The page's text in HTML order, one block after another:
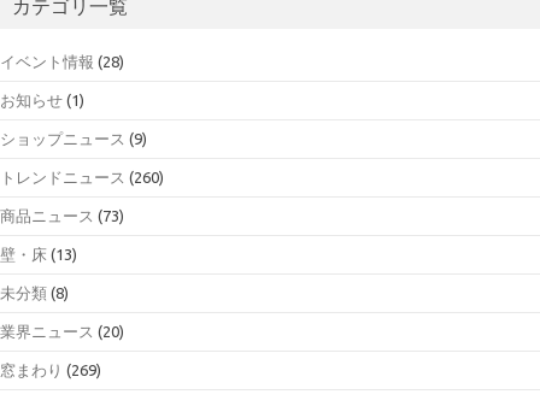
カテゴリ一覧
イベント情報 (28)
お知らせ (1)
ショップニュース (9)
トレンドニュース (260)
商品ニュース (73)
壁・床 (13)
未分類 (8)
業界ニュース (20)
窓まわり (269)